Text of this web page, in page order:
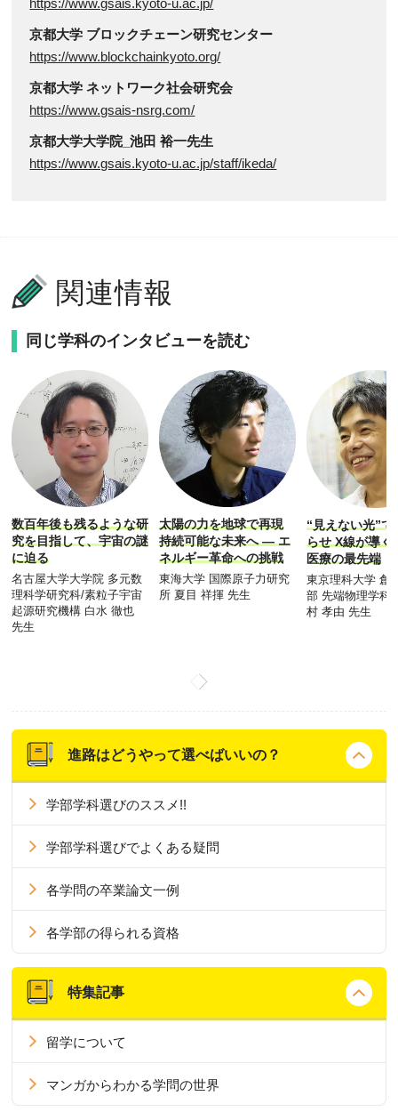
https://www.gsais.kyoto-u.ac.jp/
京都大学 ブロックチェーン研究センター
https://www.blockchainkyoto.org/
京都大学 ネットワーク社会研究会
https://www.gsais-nsrg.com/
京都大学大学院_池田 裕一先生
https://www.gsais.kyoto-u.ac.jp/staff/ikeda/
関連情報
同じ学科のインタビューを読む
数百年後も残るような研
究を目指して、宇宙の謎
に迫る
名古屋大学大学院 多元数
理科学研究科/素粒子宇宙
起源研究機構 白水 徹也
先生
太陽の力を地球で再現
持続可能な未来へ ― エ
ネルギー革命への挑戦
東海大学 国際原子力研究
所 夏目 祥揮 先生
“見えない光”で
らせ X線が導く
医療の最先端
東京理科大学 創
部 先端物理学
村 孝由 先生
進路はどうやって選べばいいの？
学部学科選びのススメ!!
学部学科選びでよくある疑問
各学問の卒業論文一例
各学部の得られる資格
特集記事
留学について
マンガからわかる学問の世界